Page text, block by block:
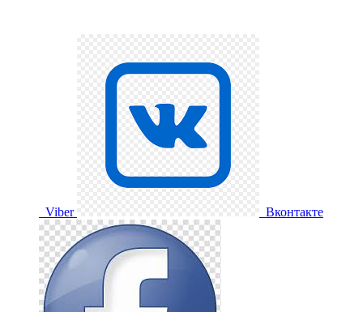
Viber Вконтакте